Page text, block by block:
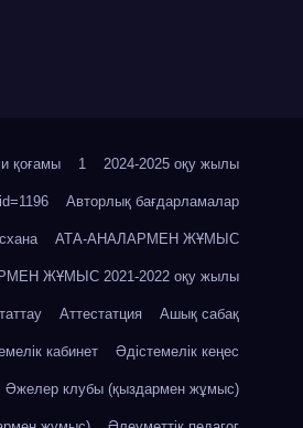
қоғамы 1 2024-2025 оқу жылы
Авторлық бағдарламалар
АТА-АНАЛАРМЕН ЖҰМЫС
ЖҰМЫС 2021-2022 оқу жылы
Аттестатция Ашық сабақ
кабинет Әдістемелік кеңес
Әжелер клубы (қыздармен жұмыс)